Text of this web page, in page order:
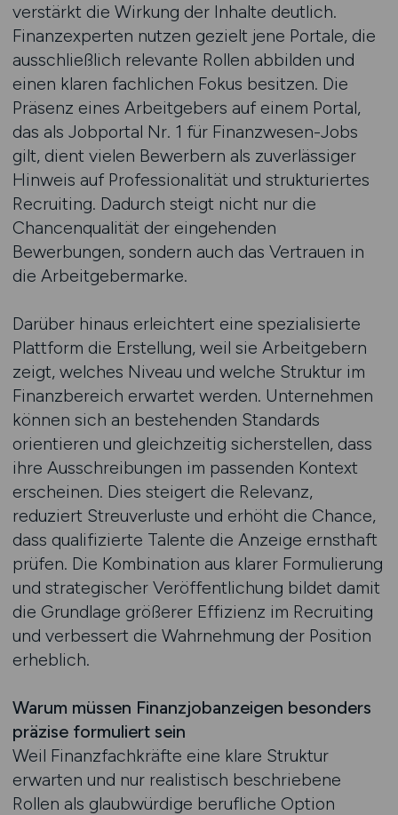
verstärkt die Wirkung der Inhalte deutlich.
Finanzexperten nutzen gezielt jene Portale, die
ausschließlich relevante Rollen abbilden und
einen klaren fachlichen Fokus besitzen. Die
Präsenz eines Arbeitgebers auf einem Portal,
das als Jobportal Nr. 1 für Finanzwesen-Jobs
gilt, dient vielen Bewerbern als zuverlässiger
Hinweis auf Professionalität und strukturiertes
Recruiting. Dadurch steigt nicht nur die
Chancenqualität der eingehenden
Bewerbungen, sondern auch das Vertrauen in
die Arbeitgebermarke.
Darüber hinaus erleichtert eine spezialisierte
Plattform die Erstellung, weil sie Arbeitgebern
zeigt, welches Niveau und welche Struktur im
Finanzbereich erwartet werden. Unternehmen
können sich an bestehenden Standards
orientieren und gleichzeitig sicherstellen, dass
ihre Ausschreibungen im passenden Kontext
erscheinen. Dies steigert die Relevanz,
reduziert Streuverluste und erhöht die Chance,
dass qualifizierte Talente die Anzeige ernsthaft
prüfen. Die Kombination aus klarer Formulierung
und strategischer Veröffentlichung bildet damit
die Grundlage größerer Effizienz im Recruiting
und verbessert die Wahrnehmung der Position
erheblich.
Warum müssen Finanzjobanzeigen besonders
präzise formuliert sein
Weil Finanzfachkräfte eine klare Struktur
erwarten und nur realistisch beschriebene
Rollen als glaubwürdige berufliche Option